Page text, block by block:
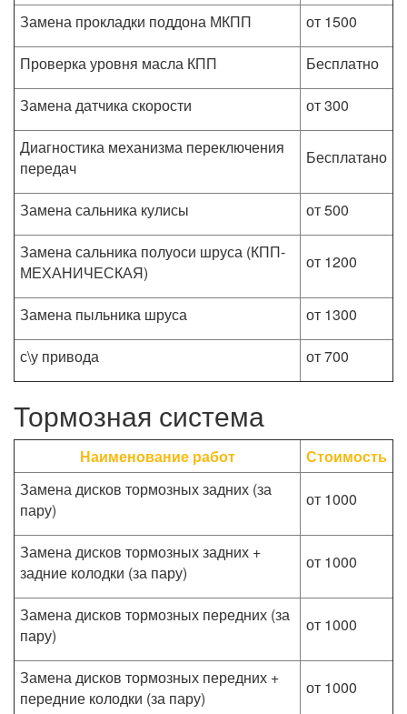
Замена прокладки поддона МКПП
от 1500
Проверка уровня масла КПП
Бесплатно
Замена датчика скорости
от 300
Диагностика механизма переключения
передач
Бесплатaно
Замена сальника кулисы
от 500
Замена сальника полуоси шруса (КПП-
МЕХАНИЧЕСКАЯ)
от 1200
Замена пыльника шруса
от 1300
с\у привода
от 700
Тормозная система
Наименование работ
Стоимость
Замена дисков тормозных задних (за
пару)
от 1000
Замена дисков тормозных задних +
задние колодки (за пару)
от 1000
Замена дисков тормозных передних (за
пару)
от 1000
Замена дисков тормозных передних +
передние колодки (за пару)
от 1000